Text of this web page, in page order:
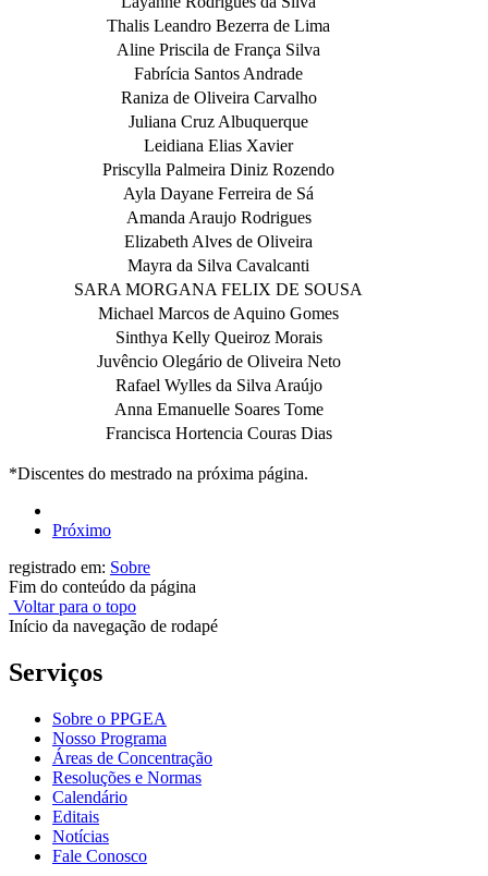
Thalis Leandro Bezerra de Lima
Aline Priscila de França Silva
Fabrícia Santos Andrade
Raniza de Oliveira Carvalho
Juliana Cruz Albuquerque
Leidiana Elias Xavier
Priscylla Palmeira Diniz Rozendo
Ayla Dayane Ferreira de Sá
Amanda Araujo Rodrigues
Elizabeth Alves de Oliveira
Mayra da Silva Cavalcanti
SARA MORGANA FELIX DE SOUSA
Michael Marcos de Aquino Gomes
Sinthya Kelly Queiroz Morais
Juvêncio Olegário de Oliveira Neto
Rafael Wylles da Silva Araújo
Anna Emanuelle Soares Tome
Francisca Hortencia Couras Dias
*Discentes do mestrado na próxima página.
Próximo
registrado em: Sobre
Fim do conteúdo da página
Voltar para o topo
Início da navegação de rodapé
Serviços
Sobre o PPGEA
Nosso Programa
Áreas de Concentração
Resoluções e Normas
Calendário
Editais
Notícias
Fale Conosco